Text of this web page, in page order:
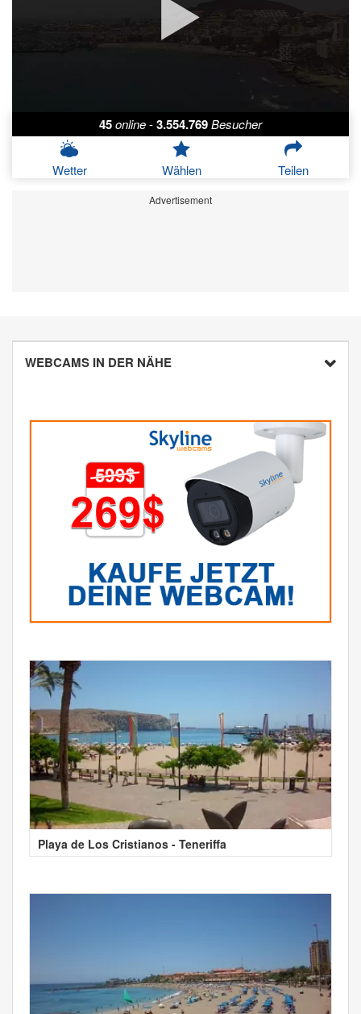
45online-3.554.769Besucher
Wetter Wählen Teilen
Advertisement
WEBCAMS IN DER NÄHE
Playa de Los Cristianos - Teneriffa